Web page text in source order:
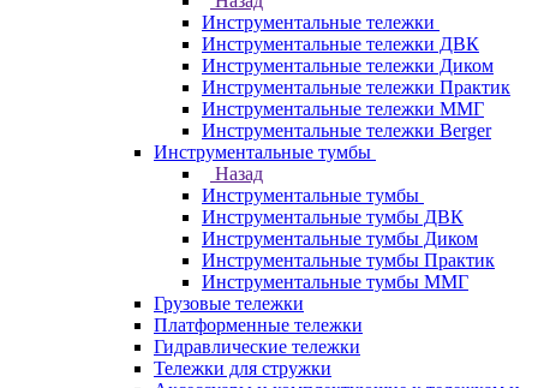
Инструментальные тележки
Инструментальные тележки ДВК
Инструментальные тележки Диком
Инструментальные тележки Практик
Инструментальные тележки ММГ
Инструментальные тележки Berger
Инструментальные тумбы
Назад
Инструментальные тумбы
Инструментальные тумбы ДВК
Инструментальные тумбы Диком
Инструментальные тумбы Практик
Инструментальные тумбы ММГ
Грузовые тележки
Платформенные тележки
Гидравлические тележки
Тележки для стружки